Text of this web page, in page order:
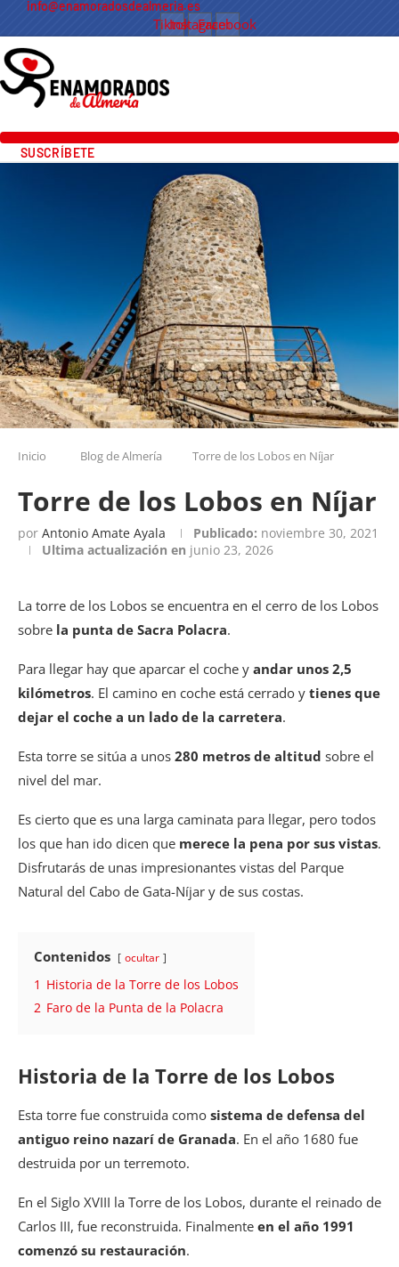
info@enamoradosdealmeria.es
Tiktok
Instagram
Facebook
SUSCRÍBETE
Inicio Blog de Almería Torre de los Lobos en Níjar
Torre de los Lobos en Níjar
por Antonio Amate Ayala Publicado: noviembre 30, 2021
Ultima actualización en junio 23, 2026
La torre de los Lobos se encuentra en el cerro de los Lobos
sobre la punta de Sacra Polacra.
Para llegar hay que aparcar el coche y andar unos 2,5
kilómetros. El camino en coche está cerrado y tienes que
dejar el coche a un lado de la carretera.
Esta torre se sitúa a unos 280 metros de altitud sobre el
nivel del mar.
Es cierto que es una larga caminata para llegar, pero todos
los que han ido dicen que merece la pena por sus vistas.
Disfrutarás de unas impresionantes vistas del Parque
Natural del Cabo de Gata-Níjar y de sus costas.
Contenidos ocultar
1 Historia de la Torre de los Lobos
2 Faro de la Punta de la Polacra
Historia de la Torre de los Lobos
Esta torre fue construida como sistema de defensa del
antiguo reino nazarí de Granada. En el año 1680 fue
destruida por un terremoto.
En el Siglo XVIII la Torre de los Lobos, durante el reinado de
Carlos III, fue reconstruida. Finalmente en el año 1991
comenzó su restauración.